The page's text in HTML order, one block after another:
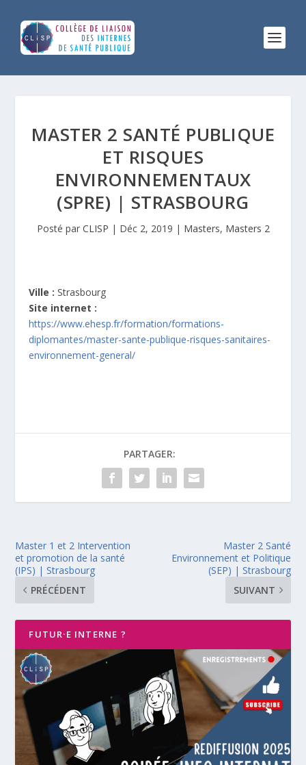
MASTER 2 SANTÉ PUBLIQUE
ET RISQUES
ENVIRONNEMENTAUX
(SPRE) | STRASBOURG
Posté par CLISP | Déc 2, 2019 | Masters, Masters 2
Ville : Strasbourg
Site internet :
https://www.ehesp.fr/formation/formations-
diplomantes/master-sante-publique-risques-sanitaires-
environnement-general/
PARTAGER:
Master 1 et 2 Intervention
et promotion de la santé
(IPS) | Strasbourg
PRÉCÉDENT
Master 2 Santé
Environnement et Politique
(SEP) | Strasbourg
SUIVANT
FUTUR·E INTERNE ?